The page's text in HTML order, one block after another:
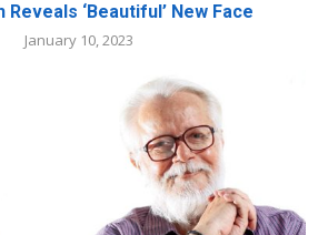
Reveals ‘Beautiful’ New Face
January 10, 2023